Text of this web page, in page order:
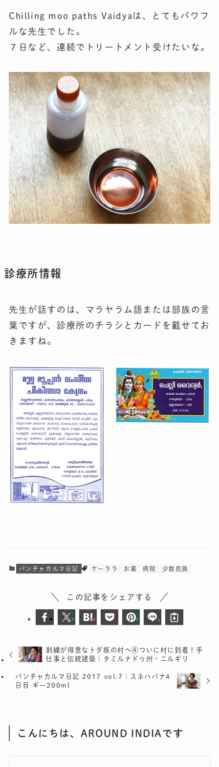
Chilling moo paths Vaidyaは、とてもパワフ
ルな先生でした。
７日など、連続でトリートメント受けたいな。
診療所情報
先生が話すのは、マラヤラム語または部族の言
葉ですが、診療所のチラシとカードを載せてお
きますね。
パンチャカルマ日記 ケーララ お薬 病院 少数民族
この記事をシェアする
刺繍が得意なトダ族の村へ④ついに村に到着！手
仕事と伝統建築｜タミルナドゥ州・ニルギリ
パンチャカルマ日記 2017 vol.7：スネハパナ4
日目 ギー200ml
こんにちは、AROUND INDIAです